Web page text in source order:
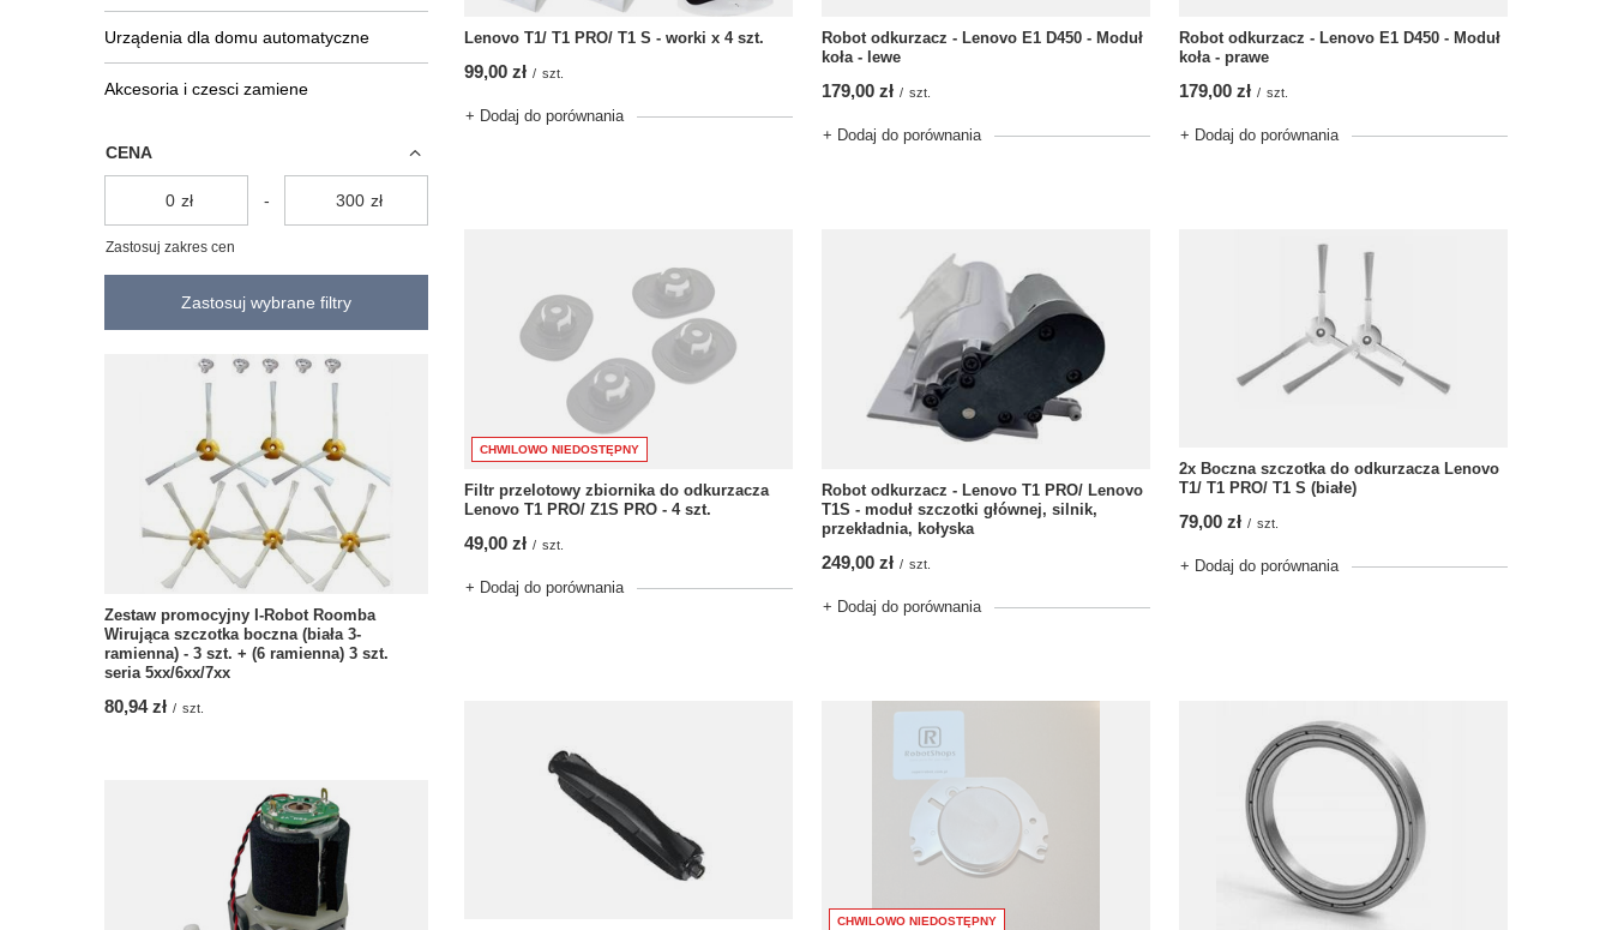
Urządenia dla domu automatyczne
Akcesoria i czesci zamiene
CENA
zł - zł
Zastosuj zakres cen
Zastosuj wybrane filtry
Zestaw promocyjny I-Robot Roomba
Wirująca szczotka boczna (biała 3-
ramienna) - 3 szt. + (6 ramienna) 3 szt.
seria 5xx/6xx/7xx
80,94 zł / szt.
Lenovo T1/ T1 PRO/ T1 S - worki x 4 szt.
99,00 zł / szt.
+ Dodaj do porównania
Robot odkurzacz - Lenovo E1 D450 - Moduł
koła - lewe
179,00 zł / szt.
+ Dodaj do porównania
Robot odkurzacz - Lenovo E1 D450 - Moduł
koła - prawe
179,00 zł / szt.
+ Dodaj do porównania
CHWILOWO NIEDOSTĘPNY
Filtr przelotowy zbiornika do odkurzacza
Lenovo T1 PRO/ Z1S PRO - 4 szt.
49,00 zł / szt.
+ Dodaj do porównania
Robot odkurzacz - Lenovo T1 PRO/ Lenovo
T1S - moduł szczotki głównej, silnik,
przekładnia, kołyska
249,00 zł / szt.
+ Dodaj do porównania
2x Boczna szczotka do odkurzacza Lenovo
T1/ T1 PRO/ T1 S (białe)
79,00 zł / szt.
+ Dodaj do porównania
CHWILOWO NIEDOSTĘPNY